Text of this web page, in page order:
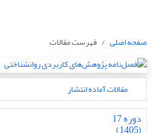
صفحه اصلی فهرست مقالات
مقالات آماده انتشار
دوره 17